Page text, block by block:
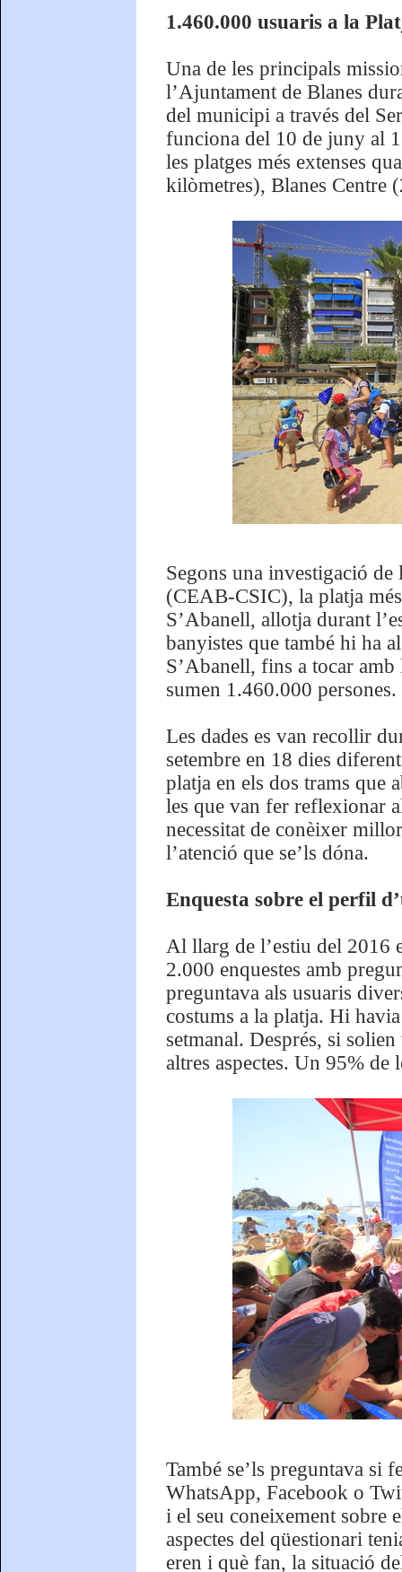
1.460.000 usuaris a la
Una de les principals
l’Ajuntament de Blanes
del municipi a través del
funciona del 10 de juny al
les platges més extenses
kilòmetres), Blanes Centre
Segons una investigació de
(CEAB-CSIC), la platja
S’Abanell, allotja durant
banyistes que també hi ha
S’Abanell, fins a tocar
sumen 1.460.000 persones.
Les dades es van recollir
setembre en 18 dies
platja en els dos trams que
les que van fer reflexionar
necessitat de conèixer
l’atenció que se’ls dóna.
Enquesta sobre el perfil
Al llarg de l’estiu del 2016
2.000 enquestes amb
preguntava als usuaris
costums a la platja. Hi
setmanal. Després, si
altres aspectes. Un 95% de
També se’ls preguntava si
WhatsApp, Facebook o
i el seu coneixement sobre
aspectes del qüestionari
eren i què fan, la situació